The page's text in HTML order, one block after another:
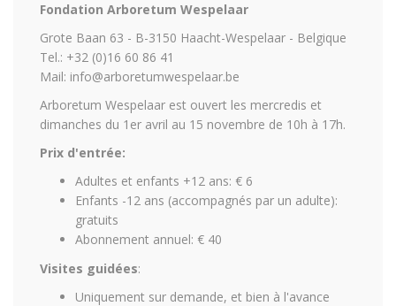
Fondation Arboretum Wespelaar
Grote Baan 63 - B-3150 Haacht-Wespelaar - Belgique
Tel.: +32 (0)16 60 86 41
Mail: info@arboretumwespelaar.be
Arboretum Wespelaar est ouvert les mercredis et
dimanches du 1er avril au 15 novembre de 10h à 17h.
Prix d'entrée:
Adultes et enfants +12 ans: € 6
Enfants -12 ans (accompagnés par un adulte):
gratuits
Abonnement annuel: € 40
Visites guidées:
Uniquement sur demande, et bien à l'avance